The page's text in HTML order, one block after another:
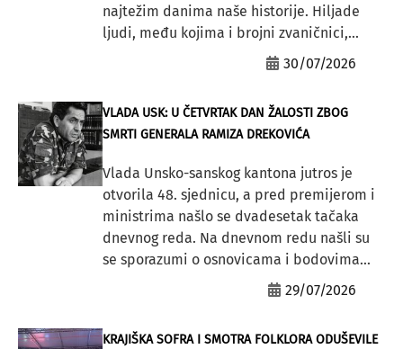
najtežim danima naše historije. Hiljade
ljudi, među kojima i brojni zvaničnici,...
30/07/2026
VLADA USK: U ČETVRTAK DAN ŽALOSTI ZBOG
SMRTI GENERALA RAMIZA DREKOVIĆA
Vlada Unsko-sanskog kantona jutros je
otvorila 48. sjednicu, a pred premijerom i
ministrima našlo se dvadesetak tačaka
dnevnog reda. Na dnevnom redu našli su
se sporazumi o osnovicama i bodovima...
29/07/2026
KRAJIŠKA SOFRA I SMOTRA FOLKLORA ODUŠEVILE